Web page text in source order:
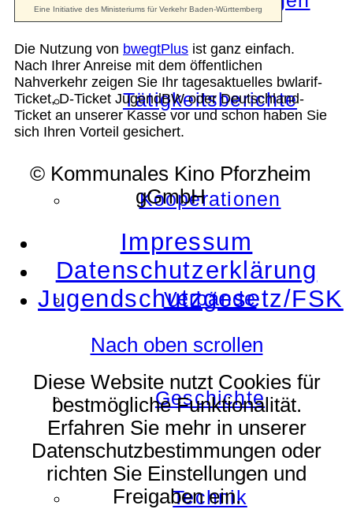
Tätigkeitsberichte
Kooperationen
Verbände
Geschichte
Technik
Die Nutzung von bwegtPlus ist ganz einfach.
Nach Ihrer Anreise mit dem öffentlichen
Nahverkehr zeigen Sie Ihr tagesaktuelles bwlarif-
Ticket, D-Ticket JugendBW oder Deutschland-
Ticket an unserer Kasse vor und schon haben Sie
sich Ihren Vorteil gesichert.
© Kommunales Kino Pforzheim
gGmbH
Impressum
Datenschutzerklärung
Jugendschutzgesetz/FSK
Nach oben scrollen
Diese Website nutzt Cookies für
bestmögliche Funktionalität.
Erfahren Sie mehr in unserer
Datenschutzbestimmungen oder
richten Sie Einstellungen und
Freigaben ein.